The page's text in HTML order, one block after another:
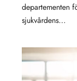
departementen
sjukvårdens...